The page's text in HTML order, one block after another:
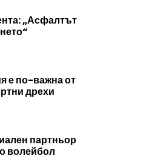
„Асфалтът
е по-важна от
дрехи
партньор
волейбол